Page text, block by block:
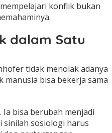
konflik bukan
dalam Satu
tidak menolak adanya
manusia bisa bekerja sama
bisa berubah menjadi
sinilah sosiologi harus